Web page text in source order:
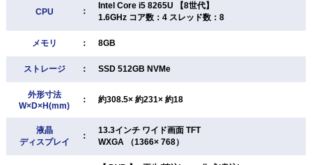
CPU ：
Intel Core i5 8265U 【8世代】
1.6GHz コア数：4 スレッド数：8
メモリ ： 8GB
ストレージ ： SSD 512GB NVMe
外形寸法
W×D×H(mm)
： 約308.5× 約231× 約18
液晶
ディスプレイ
：
13.3インチ ワイド画面 TFT
WXGA （1366× 768）